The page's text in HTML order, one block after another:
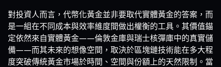
對投資人而言，代幣化黃金並非要取代實體黃金的答案，而
是一組在不同成本與效率維度間做出權衡的工具。其價值錨
定依然來自實體黃金——倫敦金庫與瑞士核彈庫中的真實儲
備——而其未來的想像空間，取決於區塊鏈技術能在多大程
度突破傳統黃金市場於時間、空間與份額上的天然限制。當